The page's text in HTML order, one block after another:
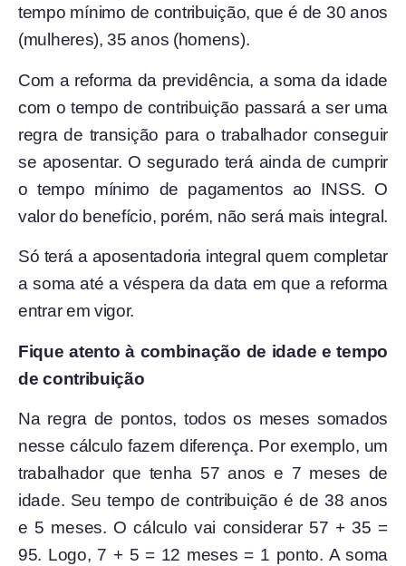
tempo mínimo de contribuição, que é de 30 anos
(mulheres), 35 anos (homens).
Com a reforma da previdência, a soma da idade
com o tempo de contribuição passará a ser uma
regra de transição para o trabalhador conseguir
se aposentar. O segurado terá ainda de cumprir
o tempo mínimo de pagamentos ao INSS. O
valor do benefício, porém, não será mais integral.
Só terá a aposentadoria integral quem completar
a soma até a véspera da data em que a reforma
entrar em vigor.
Fique atento à combinação de idade e tempo
de contribuição
Na regra de pontos, todos os meses somados
nesse cálculo fazem diferença. Por exemplo, um
trabalhador que tenha 57 anos e 7 meses de
idade. Seu tempo de contribuição é de 38 anos
e 5 meses. O cálculo vai considerar 57 + 35 =
95. Logo, 7 + 5 = 12 meses = 1 ponto. A soma